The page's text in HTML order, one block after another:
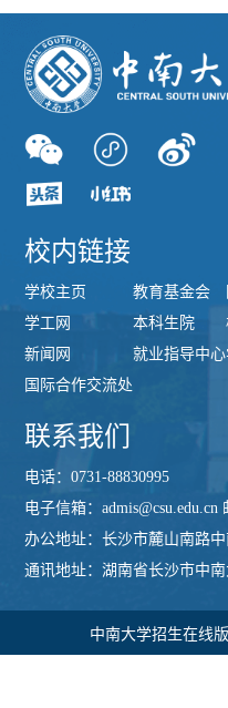
校内链接
学校主页
学工网
新闻网
国际合作交流处
教育基金会
本科生院
就业指导中心
联系我们
电话：0731-88830995
电子信箱：admis@csu.edu.cn
办公地址：长沙市麓山南路
通讯地址：湖南省长沙市中
中南大学招生在线